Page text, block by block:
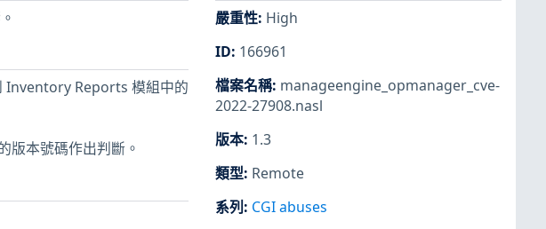
Inventory Reports 模組中的
版本號碼作出判斷。
嚴重性: High
ID: 166961
檔案名稱: manageengine_opmanager_cve-
2022-27908.nasl
版本: 1.3
類型: Remote
系列 : CGI abuses